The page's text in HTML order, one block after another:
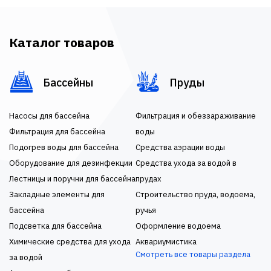
Каталог товаров
Бассейны
Насосы для бассейна
Фильтрация для бассейна
Подогрев воды для бассейна
Оборудование для дезинфекции
Лестницы и поручни для бассейна
Закладные элементы для
бассейна
Подсветка для бассейна
Химические средства для ухода
за водой
Пруды
Фильтрация и обеззараживание
воды
Средства аэрации воды
Средства ухода за водой в
прудах
Строительство пруда, водоема,
ручья
Оформление водоема
Аквариумистика
Смотреть все товары раздела